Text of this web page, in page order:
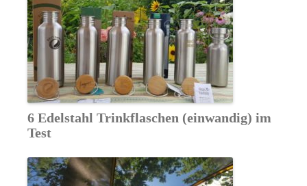
6 Edelstahl Trinkflaschen (einwandig) im
Test